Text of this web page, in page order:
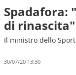
Spadafora:
di rinascita"
Il ministro dello
30/07/20 13:30